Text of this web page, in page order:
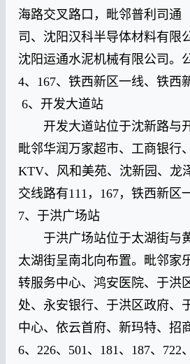
海路交叉路口，毗邻普利司通
司、沈阳汉科半导体材料有限
沈阳运通水泥机械有限公司。
4、167、铁西新区一线、铁西
6、开发大道站
开发大道站位于沈新路与开
毗邻华润万家超市、工商银行
KTV、风和美苑、沈新园、龙
交线路有111，167，铁西新区
7、于洪广场站
于洪广场站位于太湖街与
太湖街呈南北向布置。毗邻家
转服务中心、鸿安医院、于洪
处、永安银行、于洪区政府、
中心、依云首府、新玛特、招
6、226、501、181、187、722